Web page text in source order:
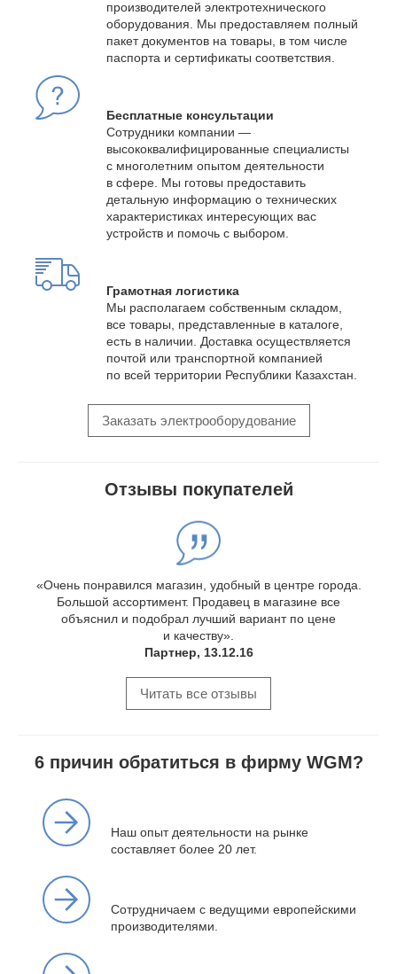
производителей электротехнического
оборудования. Мы предоставляем полный
пакет документов на товары, в том числе
паспорта и сертификаты соответствия.
Бесплатные консультации
Сотрудники компании —
высококвалифицированные специалисты
с многолетним опытом деятельности
в сфере. Мы готовы предоставить
детальную информацию о технических
характеристиках интересующих вас
устройств и помочь с выбором.
Грамотная логистика
Мы располагаем собственным складом,
все товары, представленные в каталоге,
есть в наличии. Доставка осуществляется
почтой или транспортной компанией
по всей территории Республики Казахстан.
Заказать электрооборудование
Отзывы покупателей
«Очень понравился магазин, удобный в центре города.
Большой ассортимент. Продавец в магазине все
объяснил и подобрал лучший вариант по цене
и качеству».
Партнер, 13.12.16
Читать все отзывы
6 причин обратиться в фирму WGM?
Наш опыт деятельности на рынке
составляет более 20 лет.
Сотрудничаем с ведущими европейскими
производителями.